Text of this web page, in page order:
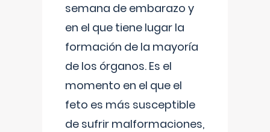
semana de embarazo y
en el que tiene lugar la
formación de la mayoría
de los órganos. Es el
momento en el que el
feto es más susceptible
de sufrir malformaciones,